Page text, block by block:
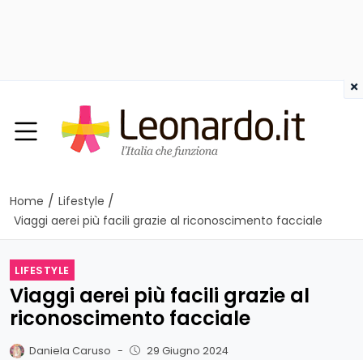
Home / Lifestyle /
Viaggi aerei più facili grazie al riconoscimento facciale
LIFESTYLE
Viaggi aerei più facili grazie al
riconoscimento facciale
Daniela Caruso - 29 Giugno 2024
×